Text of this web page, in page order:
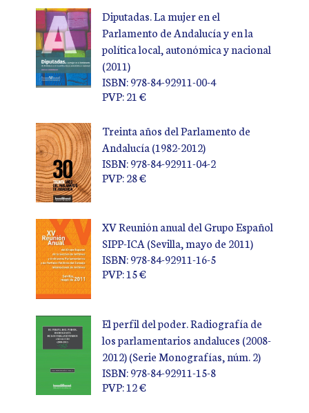
Diputadas. La mujer en el
Parlamento de Andalucía y en la
política local, autonómica y nacional
(2011)
ISBN: 978-84-92911-00-4
PVP: 21 €
Treinta años del Parlamento de
Andalucía (1982-2012)
ISBN: 978-84-92911-04-2
PVP: 28 €
XV Reunión anual del Grupo Español
SIPP-ICA (Sevilla, mayo de 2011)
ISBN: 978-84-92911-16-5
PVP: 15 €
El perfil del poder. Radiografía de
los parlamentarios andaluces (2008-
2012) (Serie Monografías, núm. 2)
ISBN: 978-84-92911-15-8
PVP: 12 €